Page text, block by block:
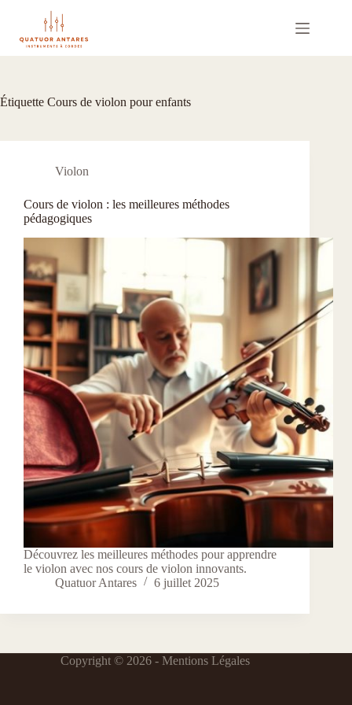
contenu
Étiquette Cours de violon pour enfants
Violon
Cours de violon : les meilleures méthodes
pédagogiques
Découvrez les meilleures méthodes pour apprendre
le violon avec nos cours de violon innovants.
Quatuor Antares
6 juillet 2025
Copyright © 2026 - Mentions Légales